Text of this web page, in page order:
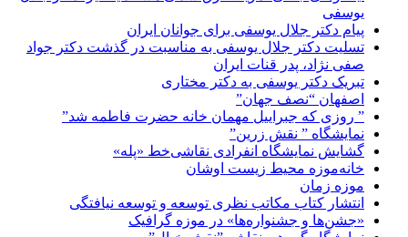
یوسفی
پیام دکتر جلال یوسفی برای جوانان ایران
تسلیت دکتر جلال یوسفی به مناسبت در گذشت دکتر جواد
صفی نژاد، پدر قنات ایران
تبریک دکتر یوسفی به دکتر مختاری
اصفهان “نصف جهان”
” روزی که جبراییل مهمان خانه حضرت فاطمه شد”
نمایشگاه ” نقش زرین”
گشایش نمایشگاه انفرادی نقاشی‌خط «پله»
خانه‌موزه محیط‌ زیست اوشان
موزه زمان
انتشار کتاب مکاتب نظری توسعه و توسعه نیافتگی
«جشن‌ها و جشنواره‌ها» در موزه گرافیک